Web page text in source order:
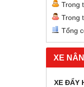
Trong
Trong
Tổng
XE
XE ĐẨY